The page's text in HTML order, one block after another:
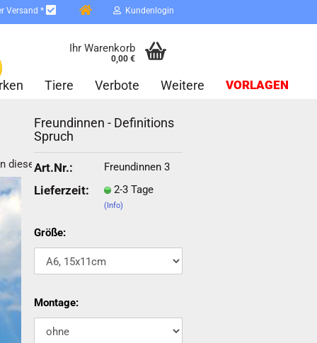
Versand * Kundenlogin
vergessen?
Schnelle Anmeldung mit
Ihr Warenkorb
0,00 €
Tiere Verbote VORLAGEN
Weitere
dieser Kategorie
Freundinnen - Definitions
Spruch
Art.Nr.: Freundinnen 3
Lieferzeit: 2-3 Tage
(Info)
Größe:
Montage: